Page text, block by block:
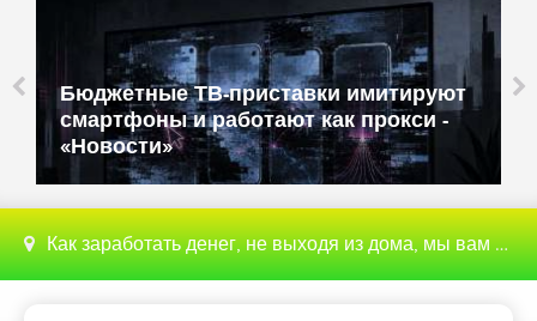
Бюджетные ТВ-приставки имитируют
смартфоны и работают как прокси -
«Новости»
Как заработать денег, не выходя из дома, мы вам поможем с этим разобраться